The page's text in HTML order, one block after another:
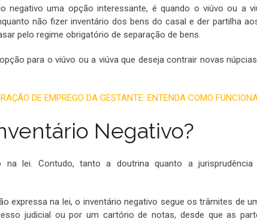
negativo uma opção interessante, é quando o viúvo ou a
não fizer inventário dos bens do casal e der partilha
pelo regime obrigatório de separação de bens.
para o viúvo ou a viúva que deseja contrair novas
DE EMPREGO DA GESTANTE: ENTENDA COMO
Negativo?
na lei. Contudo, tanto a doutrina quanto a
expressa na lei, o inventário negativo segue os trâmites de
judicial ou por um cartório de notas, desde que as